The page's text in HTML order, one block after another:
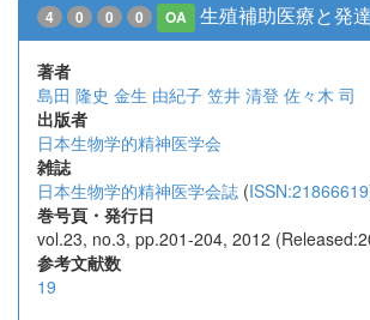
4 0 0 0 OA 生殖補助医療と発
著者
島田 隆史 金生 由紀子 笠井 清登 佐々木 司
出版者
日本生物学的精神医学会
雑誌
日本生物学的精神医学会誌 (ISSN:21866619
巻号頁・発行日
vol.23, no.3, pp.201-204, 2012
参考文献数
19